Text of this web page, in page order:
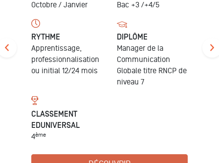
Octobre / Janvier
Bac +3 /+4/5
RYTHME
Apprentissage,
professionnalisation
ou initial 12/24 mois
DIPLÔME
Manager de la
Communication
Globale titre RNCP de
niveau 7
CLASSEMENT
EDUNIVERSAL
4ème